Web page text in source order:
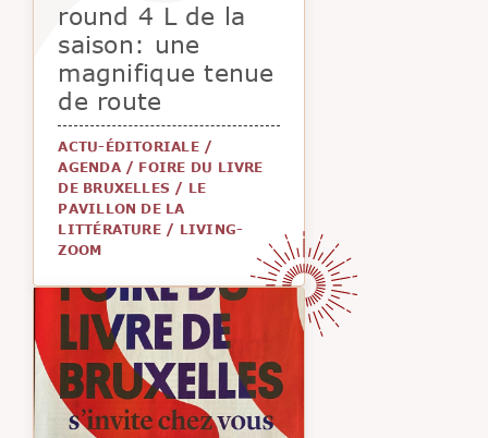
round 4 L de la
saison: une
magnifique tenue
de route
ACTU-ÉDITORIALE/
AGENDA/ FOIRE DU LIVRE
DE BRUXELLES / LE
PAVILLON DE LA
LITTÉRATURE/ LIVING-
ZOOM